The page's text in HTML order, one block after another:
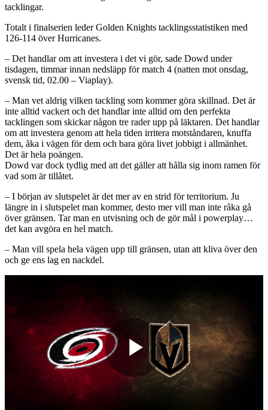
tacklingar.
Totalt i finalserien leder Golden Knights tacklingsstatistiken med
126-114 över Hurricanes.
– Det handlar om att investera i det vi gör, sade Dowd under
tisdagen, timmar innan nedsläpp för match 4 (natten mot onsdag,
svensk tid, 02.00 – Viaplay).
– Man vet aldrig vilken tackling som kommer göra skillnad. Det är
inte alltid vackert och det handlar inte alltid om den perfekta
tacklingen som skickar någon tre rader upp på läktaren. Det handlar
om att investera genom att hela tiden irritera motståndaren, knuffa
dem, åka i vägen för dem och bara göra livet jobbigt i allmänhet.
Det är hela poängen.
Dowd var dock tydlig med att det gäller att hålla sig inom ramen för
vad som är tillåtet.
– I början av slutspelet är det mer av en strid för territorium. Ju
längre in i slutspelet man kommer, desto mer vill man inte råka gå
över gränsen. Tar man en utvisning och de gör mål i powerplay…
det kan avgöra en hel match.
– Man vill spela hela vägen upp till gränsen, utan att kliva över den
och ge ens lag en nackdel.
Play